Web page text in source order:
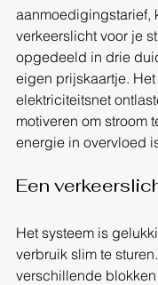
aanmoedigingstarief,
verkeerslicht voor je
opgedeeld in drie
eigen prijskaartje.
elektriciteitsnet
motiveren om stroom
energie in overvloed
Een
Het systeem is
verbruik slim te
verschillende